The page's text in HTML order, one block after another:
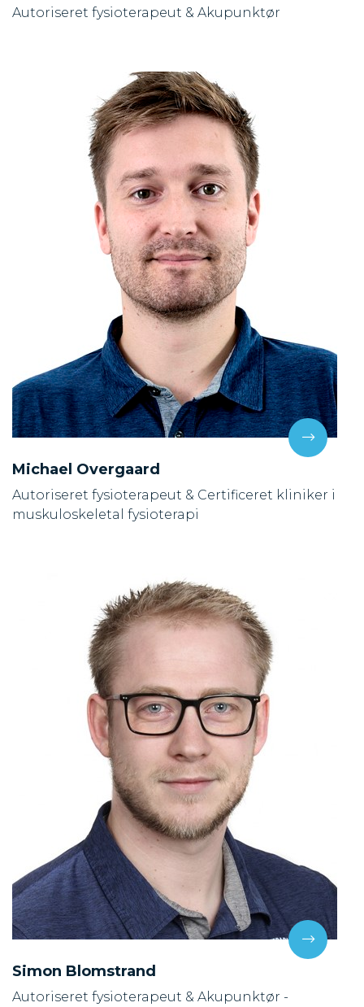
Autoriseret fysioterapeut & Akupunktør
Michael Overgaard
Autoriseret fysioterapeut & Certificeret kliniker i
muskuloskeletal fysioterapi
Simon Blomstrand
Autoriseret fysioterapeut & Akupunktør -